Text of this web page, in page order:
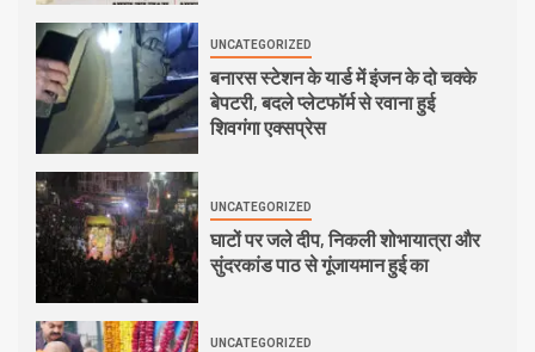
UNCATEGORIZED
बनारस स्टेशन के यार्ड में इंजन के दो चक्के
बेपटरी, बदले प्लेटफॉर्म से रवाना हुई
शिवगंगा एक्सप्रेस
UNCATEGORIZED
घाटों पर जले दीप, निकली शोभायात्रा और
सुंदरकांड पाठ से गूंजायमान हुई का
UNCATEGORIZED